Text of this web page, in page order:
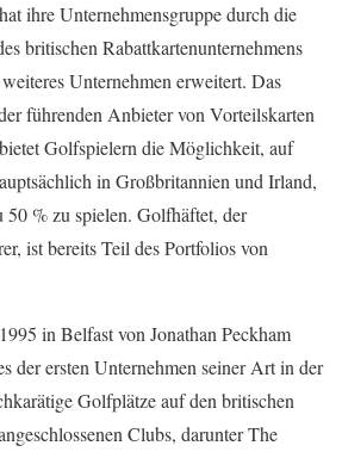
ihre Unternehmensgruppe durch die
britischen Rabattkartenunternehmens
Unternehmen erweitert. Das
führenden Anbieter von Vorteilskarten
Golfspielern die Möglichkeit, auf
in Großbritannien und Irland,
50 % zu spielen. Golfhäftet, der
ist bereits Teil des Portfolios von
in Belfast von Jonathan Peckham
der ersten Unternehmen seiner Art in der
Golfplätze auf den britischen
Clubs, darunter The